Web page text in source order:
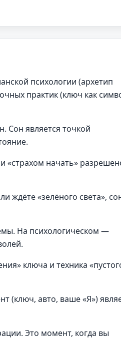
психологии (архетип
практик (ключ как
Сон является точкой
«страхом начать»
ждёте «зелёного света»,
На психологическом —
ключа и техника
(ключ, авто, ваше «Я»)
Это момент, когда вы